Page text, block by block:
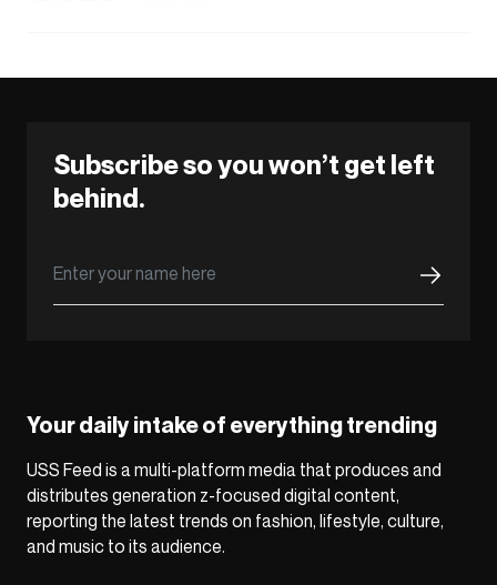
Subscribe so you won’t get left
behind.
Your daily intake of everything trending
USS Feed is a multi-platform media that produces and
distributes generation z-focused digital content,
reporting the latest trends on fashion, lifestyle, culture,
and music to its audience.